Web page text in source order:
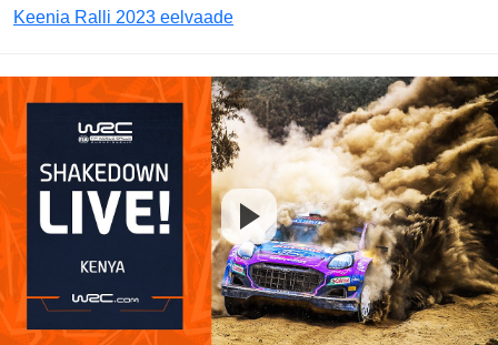
Keenia Ralli 2023 eelvaade